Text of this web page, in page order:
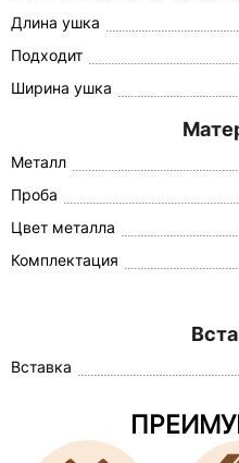
Длина ушка
Подходит
Ширина ушка
Металл
Проба
Цвет металла
Комплектация
Вставка